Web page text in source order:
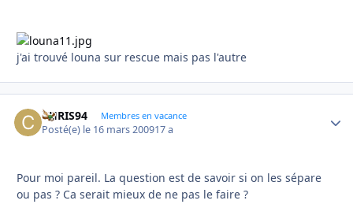
j'ai trouvé louna sur rescue mais pas l'autre
CHRIS94 Membres en vacance
Posté(e) le 16 mars 200917 a
Pour moi pareil. La question est de savoir si on les sépare
ou pas ? Ca serait mieux de ne pas le faire ?